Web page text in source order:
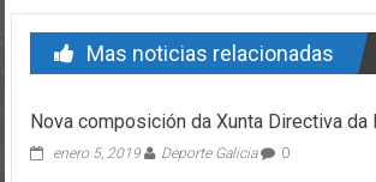
Mas noticias relacionadas
Nova composición da Xunta Directiva da
enero 5, 2019 Deporte Galicia 0